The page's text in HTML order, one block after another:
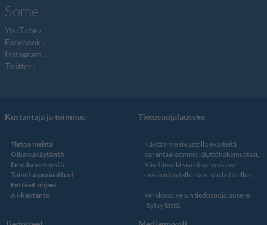
Some
YouTube
Facebook
Instagram
Twitter
Kustantaja ja toimitus
Tietoa meistä
Oikaisukäytäntö
Ilmoita virheestä
Toimitusperiaatteet
Eettiset ohjeet
AI-käytäntö
Tietosuojalauseke
Käytämme sivustolla evästeitä
parantaaksemme käyttökokemustasi.
Käyttämällä sivustoa hyväksyt
evästeiden tallentamisen laitteellesi.
Verkkopalvelun tiedosuojalauseke
löytyy tästä.